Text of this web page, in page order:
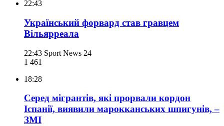
22:43
Український форвард став гравцем
Вільярреала
22:43 Sport News 24
1 461
18:28
Серед мігрантів, які прорвали кордон
Іспанії, виявили марокканських шпигунів, –
ЗМІ